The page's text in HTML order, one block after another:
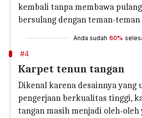
kembali tanpa membawa
bersulang dengan teman-teman
Anda sudah 60%
#4
Karpet tenun tangan
Dikenal karena desainnya yang
pengerjaan berkualitas tinggi,
tangan masih menjadi oleh-